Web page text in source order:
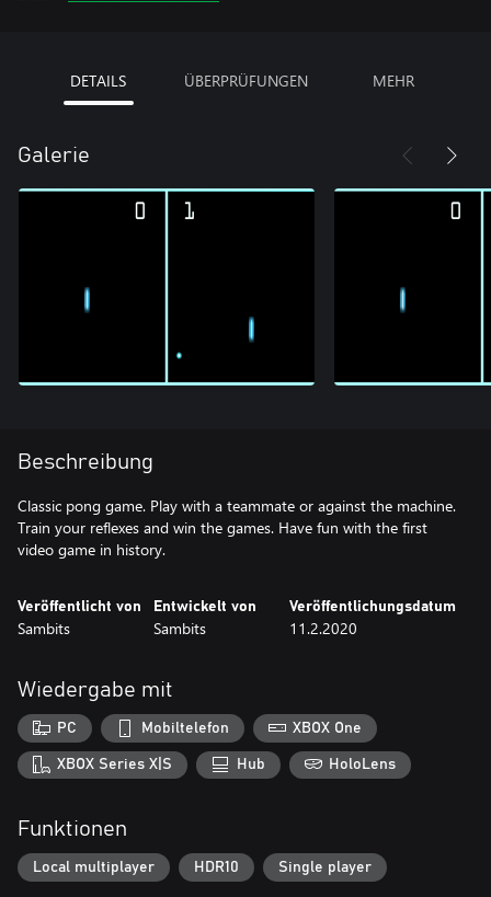
DETAILS ÜBERPRÜFUNGEN MEHR
Galerie
Beschreibung
Classic pong game. Play with a teammate or against the machine.
Train your reflexes and win the games. Have fun with the first
video game in history.
Veröffentlicht von
Sambits
Entwickelt von
Sambits
Veröffentlichungsdatum
11.2.2020
Wiedergabe mit
PC Mobiltelefon XBOX One
XBOX Series X|S Hub HoloLens
Funktionen
Local multiplayer HDR10 Single player